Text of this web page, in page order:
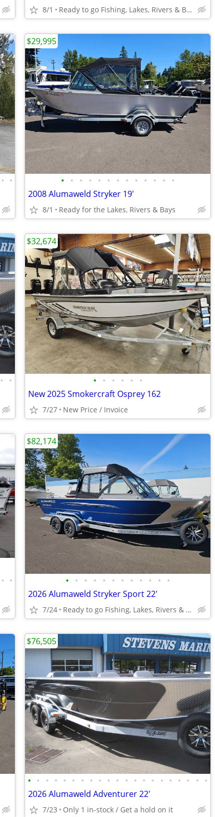
8/1 Ready to go Fishing, Lakes, Rivers & Bays
• • • • • • • • • • • • • • •
2008 Alumaweld Stryker 19'
8/1 Ready for the Lakes, Rivers & Bays
$29,995
• • • • • • • •
New 2025 Smokercraft Osprey 162
7/27 New Price / Invoice
$32,674
• • • • • • • • • • • • • •
2026 Alumaweld Stryker Sport 22'
7/24 Ready to go Fishing, Lakes, Rivers & Ocean to Bays
$82,174
• • • • • • • • • • • • • • • • • • • • •
2026 Alumaweld Adventurer 22'
7/23 Only 1 in-stock / Get a hold on it
$76,505